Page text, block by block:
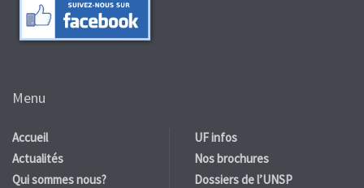
Menu
Accueil
Actualités
Qui sommes nous?
UF infos
Nos brochures
Dossiers de l’UNSP